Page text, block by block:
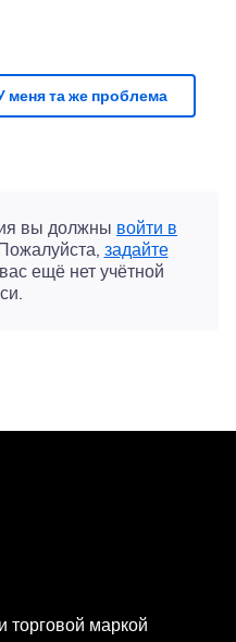
меня та же проблема
вы должны войти в
задайте
ещё нет учётной
торговой маркой